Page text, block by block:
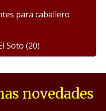
para caballero
Soto (20)
novedades